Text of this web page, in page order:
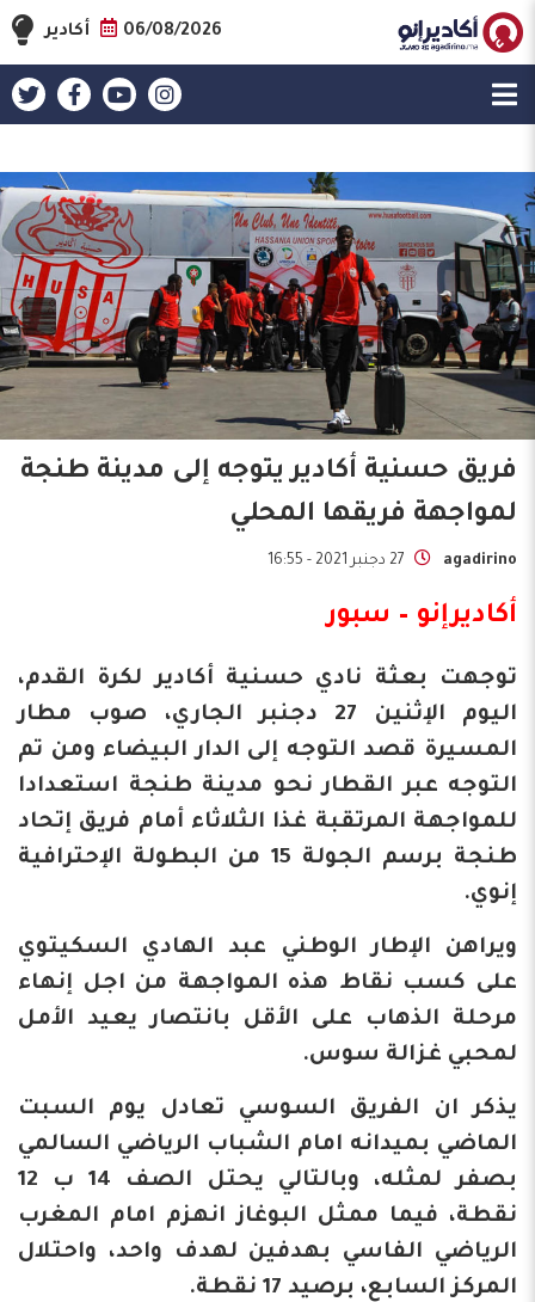
06/08/2026 أكادير
فريق حسنية أكادير يتوجه إلى مدينة طنجة
لمواجهة فريقها المحلي
agadirino 27 دجنبر 2021 - 16:55
أكاديرإنو – سبور
توجهت بعثة نادي حسنية أكادير لكرة القدم،
اليوم الإثنين 27 دجنبر الجاري، صوب مطار
المسيرة قصد التوجه إلى الدار البيضاء ومن تم
التوجه عبر القطار نحو مدينة طنجة استعدادا
للمواجهة المرتقبة غذا الثلاثاء أمام فريق إتحاد
طنجة برسم الجولة 15 من البطولة الإحترافية
إنوي.
ويراهن الإطار الوطني عبد الهادي السكيتوي
على كسب نقاط هذه المواجهة من اجل إنهاء
مرحلة الذهاب على الأقل بانتصار يعيد الأمل
لمحبي غزالة سوس.
يذكر ان الفريق السوسي تعادل يوم السبت
الماضي بميدانه امام الشباب الرياضي السالمي
بصفر لمثله، وبالتالي يحتل الصف 14 ب 12
نقطة، فيما ممثل البوغاز انهزم امام المغرب
الرياضي الفاسي بهدفين لهدف واحد، واحتلال
المركز السابع، برصيد 17 نقطة.